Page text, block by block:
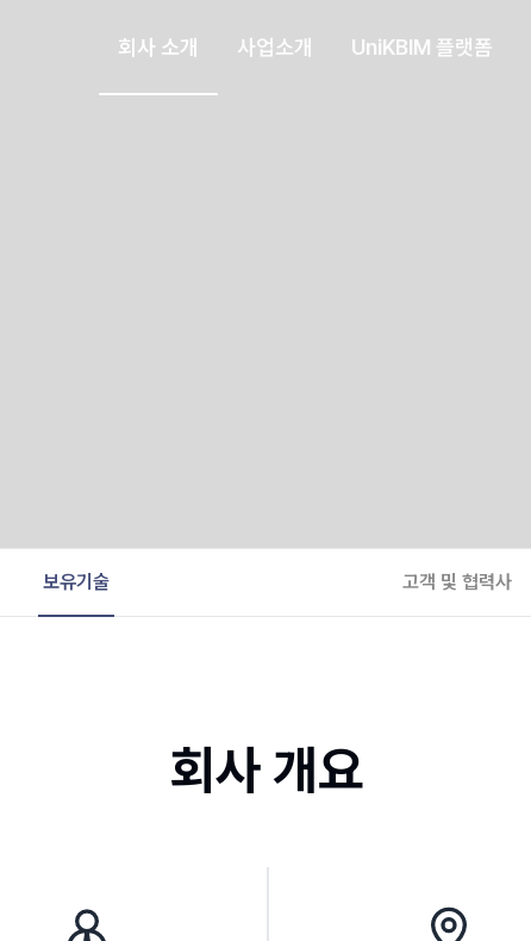
회사 소개 사업소개 UniKBIM 플랫폼
보유기술 고객 및 협력사
회사 개요